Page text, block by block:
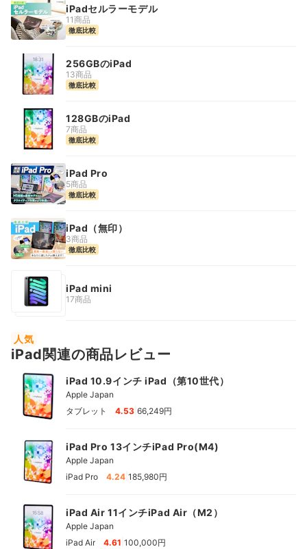
iPadセルラーモデル
11商品
徹底比較
256GBのiPad
13商品
徹底比較
128GBのiPad
7商品
徹底比較
iPad Pro
5商品
徹底比較
iPad（無印）
3商品
徹底比較
iPad mini
17商品
人気
iPad関連の商品レビュー
iPad 10.9インチ iPad（第10世代）
Apple Japan
タブレット
4.53 66,249円
iPad Pro 13インチiPad Pro(M4)
Apple Japan
iPad Pro
4.24 185,980円
iPad Air 11インチiPad Air（M2）
Apple Japan
iPad Air
4.61 100,000円